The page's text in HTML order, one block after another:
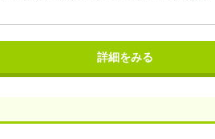
詳細をみる